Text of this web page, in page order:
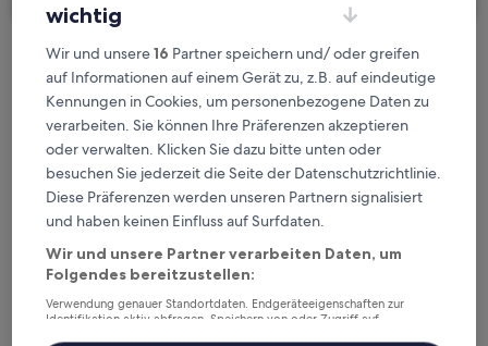
Kostenlose Stornierung bei
Planänderungen
Verdiene Prämien für jede
wahrgenommene Übernachtung
Mehr sparen mit Preisen für Mitglieder
Überprüfe die Preise für diese Daten
wichtig
Wir und unsere16 Partner speichern und/ oder greifen
auf Informationen auf einem Gerät zu, z.B. auf eindeutige
Kennungen in Cookies, um personenbezogene Daten zu
verarbeiten. Sie können Ihre Präferenzen akzeptieren
oder verwalten. Klicken Sie dazu bitte unten oder
besuchen Sie jederzeit die Seite der Datenschutzrichtlinie.
Diese Präferenzen werden unseren Partnern signalisiert
und haben keinen Einfluss auf Surfdaten.
Wir und unsere Partner verarbeiten Daten, um
Folgendes bereitzustellen:
Verwendung genauer Standortdaten. Endgeräteeigenschaften zur
Identifikation aktiv abfragen. Speichern von oder Zugriff auf